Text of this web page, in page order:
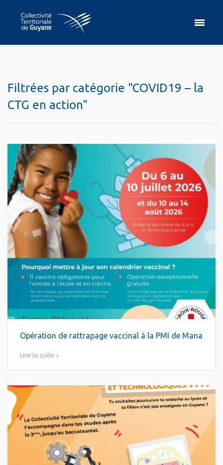
Filtrées par catégorie "COVID19 – la
CTG en action"
Opération de rattrapage vaccinal à la PMI de Mana
Lire la suite